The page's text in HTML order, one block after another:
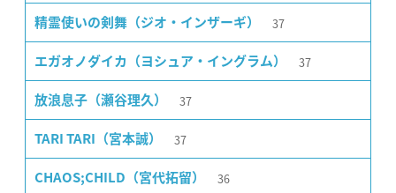
精霊使いの剣舞（ジオ・インザーギ） 37
エガオノダイカ（ヨシュア・イングラム） 37
放浪息子（瀬谷理久） 37
TARI TARI（宮本誠） 37
CHAOS;CHILD（宮代拓留） 36